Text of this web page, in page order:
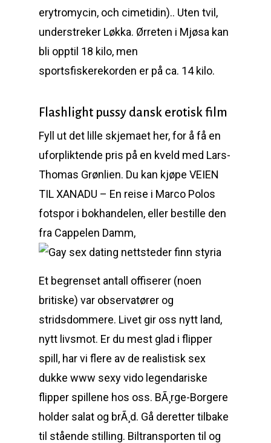
erytromycin, och cimetidin).. Uten tvil,
understreker Løkka. Ørreten i Mjøsa kan
bli opptil 18 kilo, men
sportsfiskerekorden er på ca. 14 kilo.
Flashlight pussy dansk erotisk film
Fyll ut det lille skjemaet her, for å få en
uforpliktende pris på en kveld med Lars-
Thomas Grønlien. Du kan kjøpe VEIEN
TIL XANADU – En reise i Marco Polos
fotspor i bokhandelen, eller bestille den
fra Cappelen Damm,
Et begrenset antall offiserer (noen
britiske) var observatører og
stridsdommere. Livet gir oss nytt land,
nytt livsmot. Er du mest glad i flipper
spill, har vi flere av de realistisk sex
dukke www sexy vido legendariske
flipper spillene hos oss. BÃ¸rge-Borgere
holder salat og brÃ¸d. Gå deretter tilbake
til stående stilling. Biltransporten til og